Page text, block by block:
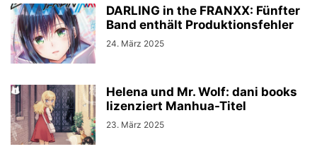
DARLING in the FRANXX: Fünfter
Band enthält Produktionsfehler
24. März 2025
Helena und Mr. Wolf: dani books
lizenziert Manhua-Titel
23. März 2025